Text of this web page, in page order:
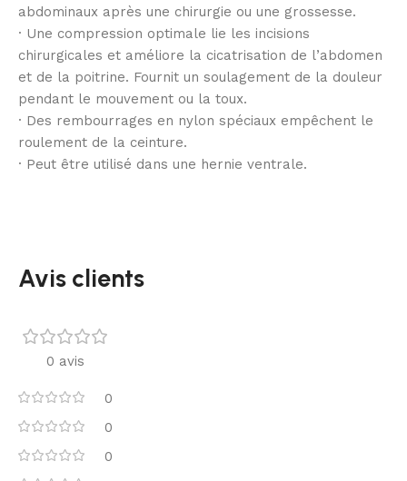
abdominaux après une chirurgie ou une grossesse.
· Une compression optimale lie les incisions
chirurgicales et améliore la cicatrisation de l’abdomen
et de la poitrine. Fournit un soulagement de la douleur
pendant le mouvement ou la toux.
· Des rembourrages en nylon spéciaux empêchent le
roulement de la ceinture.
· Peut être utilisé dans une hernie ventrale.
Avis clients
0 avis
0
0
0